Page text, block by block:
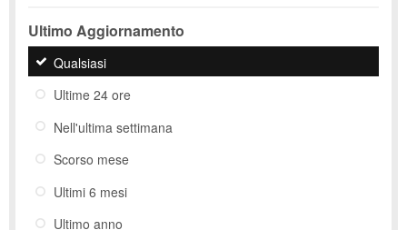
Ultimo Aggiornamento
Qualsiasi
Ultime 24 ore
Nell'ultima settimana
Scorso mese
Ultimi 6 mesi
Ultimo anno